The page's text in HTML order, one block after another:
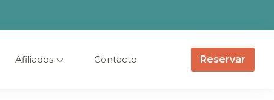
Afiliados Contacto Reservar